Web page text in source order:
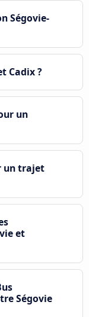
Ségovie-
Cadix ?
un
un trajet
et
Ségovie